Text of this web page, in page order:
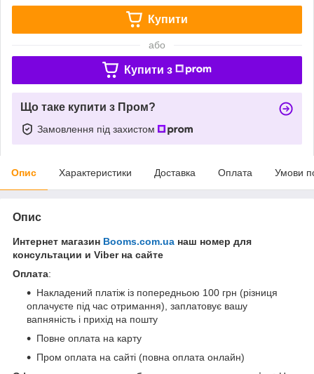
Купити
або
Купити з
Що таке купити з Пром?
Замовлення під захистом
Опис Характеристики Доставка Оплата Умови
Опис
Интернет магазин Booms.com.ua наш номер для
консультации и Viber на сайте
Оплата:
Накладений платіж із попередньою 100 грн (різниця
оплачуєте під час отримання), заплатовує вашу
вапняність і прихід на пошту
Повне оплата на карту
Пром оплата на сайті (повна оплата онлайн)